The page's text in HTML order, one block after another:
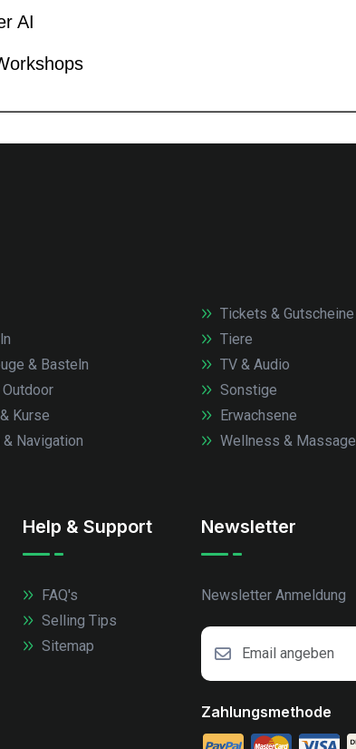
& Basteln
Kurse
Navigation
Tickets & Gutscheine
Tiere
TV & Audio
Sonstige
Erwachsene
Wellness & Massage
Help & Support
FAQ's
Selling Tips
Sitemap
Newsletter
Newsletter Anmeldung
Zahlungsmethode